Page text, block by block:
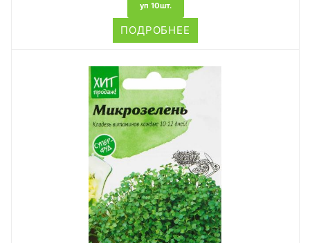
уп 10шт.
ПОДРОБНЕЕ